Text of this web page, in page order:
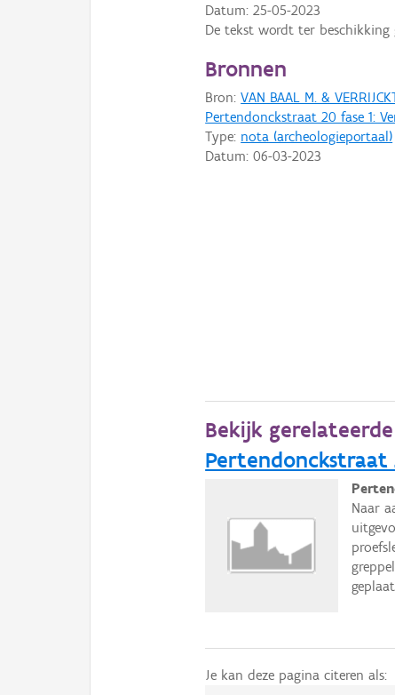
Datum:25-05-2023
De tekst wordt ter beschikking
Bronnen
Bron:VAN BAAL M. &
Pertendonckstraat 20 fase 1:
Type: nota (archeologieportaal)
Datum:06-03-2023
Bekijk
Pertendonckstraat
Naar
Je kan deze pagina citeren als: